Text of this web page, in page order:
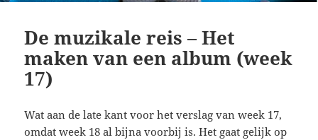
De muzikale reis – Het
maken van een album (week
17)
Wat aan de late kant voor het verslag van week 17,
omdat week 18 al bijna voorbij is. Het gaat gelijk op